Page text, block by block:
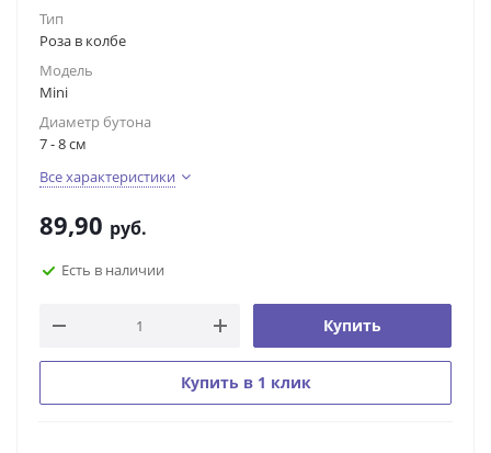
Тип
Роза в колбе
Модель
Mini
Диаметр бутона
7 - 8 см
Все характеристики
89,90 руб.
Есть в наличии
Купить
Купить в 1 клик